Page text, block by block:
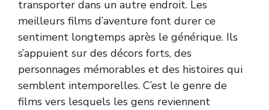
transporter dans un autre endroit. Les
meilleurs films d’aventure font durer ce
sentiment longtemps après le générique. Ils
s’appuient sur des décors forts, des
personnages mémorables et des histoires qui
semblent intemporelles. C’est le genre de
films vers lesquels les gens reviennent